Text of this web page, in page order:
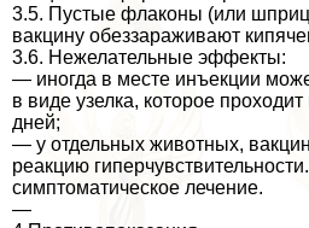
3.5. Пустые флаконы (или
вакцину обеззараживают
3.6. Нежелательные эффекты:
— иногда в месте инъекции
в виде узелка, которое
дней;
— у отдельных животных,
реакцию
симптоматическое лечение.
—